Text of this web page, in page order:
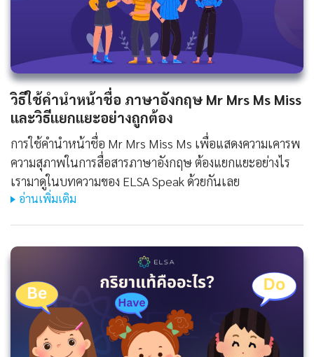
วิธีใช้คํานําหน้าชื่อ ภาษาอังกฤษ Mr Mrs Ms Miss
และวิธีแยกแยะอย่างถูกต้อง
การใช้คำนำหน้าชื่อ Mr Mrs Miss Ms เพื่อแสดงความเคารพ
ความสุภาพในการสื่อสารภาษาอังกฤษ ต้องแยกแยะอย่างไร
เรามาดูในบทความของ ELSA Speak ด้วยกันเลย
อ่านเพิ่มเติม